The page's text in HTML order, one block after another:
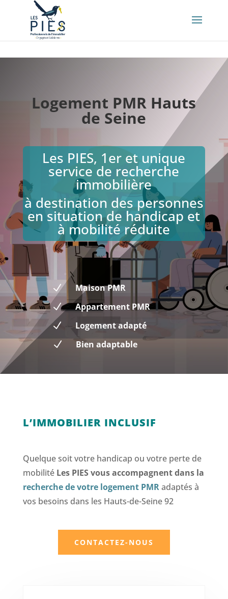
Logement PMR Hauts
de Seine
Les PIES, 1er et unique
service de recherche
immobilière
à destination des personnes
en situation de handicap et
à mobilité réduite
N
Maison PMR
N
Appartement PMR
N
Logement adapté
N
Bien adaptable
L’IMMOBILIER INCLUSIF
Quelque soit votre handicap ou votre perte de
mobilité Les PIES vous accompagnent dans la
recherche de votre logement PMRadaptés à
vos besoins dans les Hauts-de-Seine 92
CONTACTEZ-NOUS